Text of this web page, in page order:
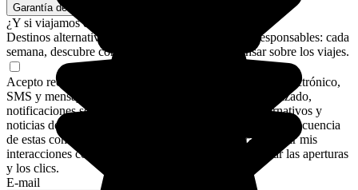
Garantía de pago seguro
¿Y si viajamos de verdad?
Destinos alternativos, rincones secretos, consejos responsables: cada
semana, descubre cómo cambiar tu forma de pensar sobre los viajes.
Acepto recibir comunicaciones de Evaneos por correo electrónico,
SMS y mensaje de WhatsApp: asesoramiento personalizado,
notificaciones sobre mis planes de viaje, destinos alternativos y
noticias de Evaneos. Para personalizar el contenido y la frecuencia
de estas comunicaciones, Evaneos también podrá analizar mis
interacciones con los correos electrónicos, en particular las aperturas
y los clics.
E-mail